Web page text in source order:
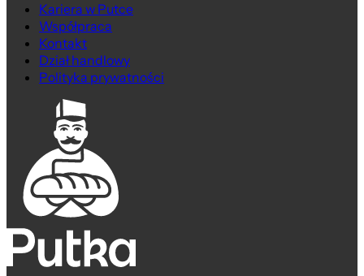
Kariera w Putce
Współpraca
Kontakt
Dział handlowy
Polityka prywatności